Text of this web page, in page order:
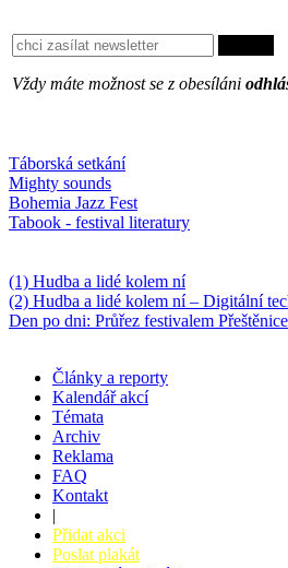
Vždy máte možnost se z obesíláni
Táborská setkání
Mighty sounds
Bohemia Jazz Fest
Tabook - festival literatury
(1) Hudba a lidé kolem ní
(2) Hudba a lidé kolem ní – Digitální
Den po dni: Průřez festivalem
Články a reporty
Kalendář akcí
Témata
Archiv
Reklama
FAQ
Kontakt
|
Přidat akci
Poslat plakát